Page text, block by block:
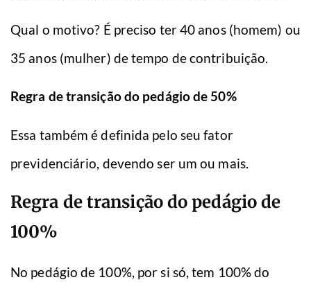
Qual o motivo? É preciso ter 40 anos (homem) ou
35 anos (mulher) de tempo de contribuição.
Regra de transição do pedágio de 50%
Essa também é definida pelo seu fator
previdenciário, devendo ser um ou mais.
Regra de transição do pedágio de
100%
No pedágio de 100%, por si só, tem 100% do